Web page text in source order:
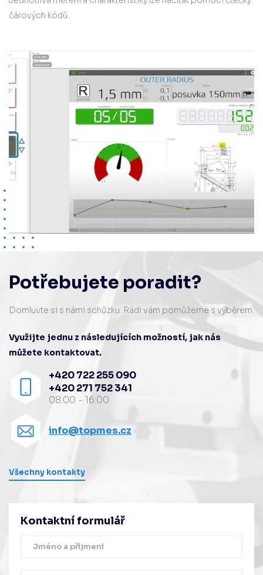
čárových kódů.
Potřebujete poradit?
Domluvte si s námi schůzku. Rádi vám pomůžeme s výběrem.
Využijte jednu z následujících možností, jak nás
můžete kontaktovat.
+420 722 255 090
+420 271 752 341
08:00 - 16:00
info@topmes.cz
Všechny kontakty
Kontaktní formulář